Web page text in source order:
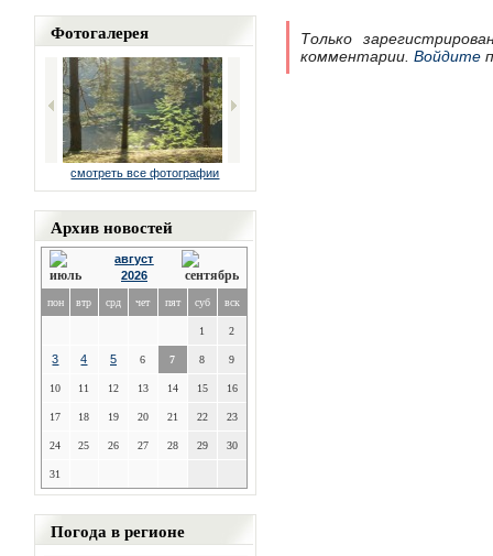
Фотогалерея
смотреть все фотографии
Архив новостей
август
2026
пон втр срд чет пят суб вск
1 2
3 4 5 6 7 8 9
10 11 12 13 14 15 16
17 18 19 20 21 22 23
24 25 26 27 28 29 30
31
Погода в регионе
Только
комментарии. Войдите